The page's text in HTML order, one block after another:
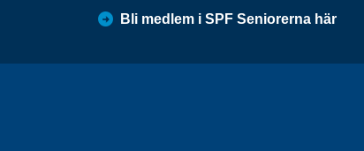
Bli medlem i SPF Seniorerna här